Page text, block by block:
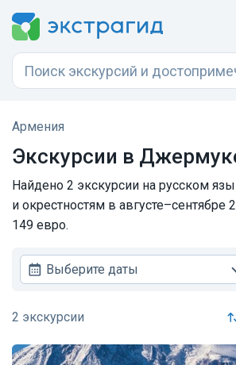
Армения
Экскурсии в
Найдено 2 экскурсии на русском
и окрестностям в августе–сентябре
149 евро.
Выберите даты